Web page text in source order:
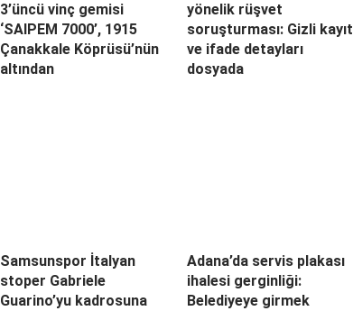
3’üncü vinç gemisi
‘SAIPEM 7000’, 1915
Çanakkale Köprüsü’nün
altından
yönelik rüşvet
soruşturması: Gizli kayıt
ve ifade detayları
dosyada
Samsunspor İtalyan
stoper Gabriele
Guarino’yu kadrosuna
Adana’da servis plakası
ihalesi gerginliği:
Belediyeye girmek